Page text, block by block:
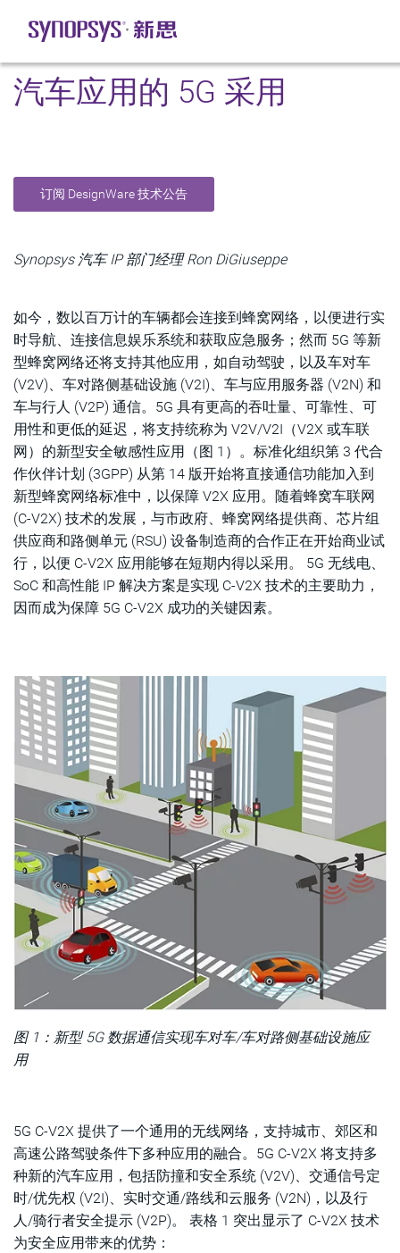
汽车应用的 5G 采用
订阅 DesignWare 技术公告
Synopsys 汽车 IP 部门经理 Ron DiGiuseppe
如今，数以百万计的车辆都会连接到蜂窝网络，以便进行实
时导航、连接信息娱乐系统和获取应急服务；然而 5G 等新
型蜂窝网络还将支持其他应用，如自动驾驶，以及车对车
(V2V)、车对路侧基础设施 (V2I)、车与应用服务器 (V2N) 和
车与行人 (V2P) 通信。5G 具有更高的吞吐量、可靠性、可
用性和更低的延迟，将支持统称为 V2V/V2I（V2X 或车联
网）的新型安全敏感性应用（图 1）。标准化组织第 3 代合
作伙伴计划 (3GPP) 从第 14 版开始将直接通信功能加入到
新型蜂窝网络标准中，以保障 V2X 应用。随着蜂窝车联网
(C-V2X) 技术的发展，与市政府、蜂窝网络提供商、芯片组
供应商和路侧单元 (RSU) 设备制造商的合作正在开始商业试
行，以便 C-V2X 应用能够在短期内得以采用。 5G 无线电、
SoC 和高性能 IP 解决方案是实现 C-V2X 技术的主要助力，
因而成为保障 5G C-V2X 成功的关键因素。
图 1：新型 5G 数据通信实现车对车/车对路侧基础设施应
用
5G C-V2X 提供了一个通用的无线网络，支持城市、郊区和
高速公路驾驶条件下多种应用的融合。5G C-V2X 将支持多
种新的汽车应用，包括防撞和安全系统 (V2V)、交通信号定
时/优先权 (V2I)、实时交通/路线和云服务 (V2N)，以及行
人/骑行者安全提示 (V2P)。 表格 1 突出显示了 C-V2X 技术
为安全应用带来的优势：